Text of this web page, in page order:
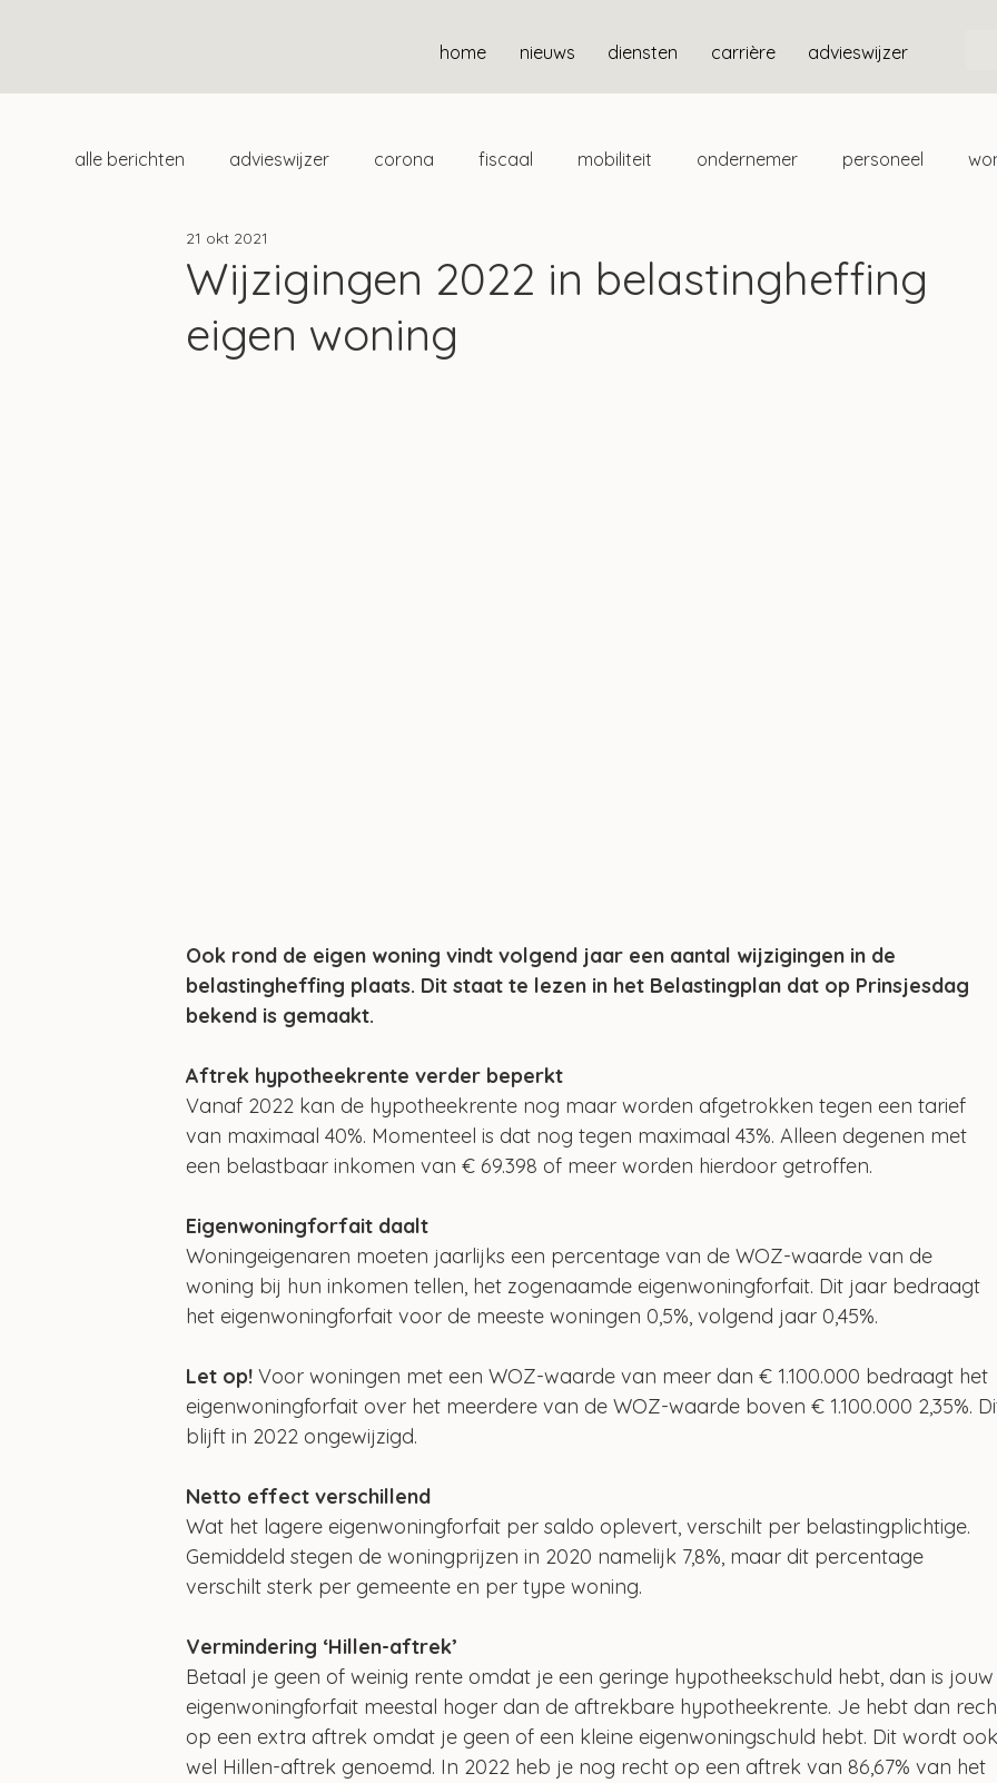
home nieuws diensten carrière advieswijzer
alle berichten advieswijzer corona fiscaal mobiliteit ondernemer personeel
duurzaam home
Wijzigingen 2022 in belastingheffing
eigen woning
21 okt 2021
Ook rond de eigen woning vindt volgend jaar een aantal wijzigingen in de
belastingheffing plaats. Dit staat te lezen in het Belastingplan dat op Prinsjesdag
bekend is gemaakt.
Aftrek hypotheekrente verder beperkt
Vanaf 2022 kan de hypotheekrente nog maar worden afgetrokken tegen een tarief
van maximaal 40%. Momenteel is dat nog tegen maximaal 43%. Alleen degenen met
een belastbaar inkomen van € 69.398 of meer worden hierdoor getroffen.
Eigenwoningforfait daalt
Woningeigenaren moeten jaarlijks een percentage van de WOZ-waarde van de
woning bij hun inkomen tellen, het zogenaamde eigenwoningforfait. Dit jaar bedraagt
het eigenwoningforfait voor de meeste woningen 0,5%, volgend jaar 0,45%.
Let op! Voor woningen met een WOZ-waarde van meer dan € 1.100.000 bedraagt het
eigenwoningforfait over het meerdere van de WOZ-waarde boven € 1.100.000 2,35%.
blijft in 2022 ongewijzigd.
Netto effect verschillend
Wat het lagere eigenwoningforfait per saldo oplevert, verschilt per belastingplichtige.
Gemiddeld stegen de woningprijzen in 2020 namelijk 7,8%, maar dit percentage
verschilt sterk per gemeente en per type woning.
Vermindering ‘Hillen-aftrek’
Betaal je geen of weinig rente omdat je een geringe hypotheekschuld hebt, dan is
eigenwoningforfait meestal hoger dan de aftrekbare hypotheekrente. Je hebt dan
op een extra aftrek omdat je geen of een kleine eigenwoningschuld hebt. Dit wordt
wel Hillen-aftrek genoemd. In 2022 heb je nog recht op een aftrek van 86,67% van het